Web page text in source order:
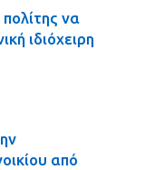
να
ιδιόχειρη
από